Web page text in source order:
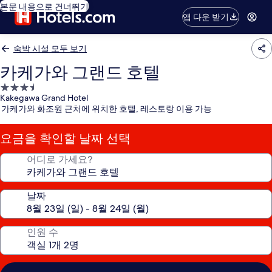
본문 내용으로 건너뛰기
앱 다운 받기
숙박 시설 모두 보기
카케가와 그랜드 호텔
3.5
성
급
숙
박
시
Kakegawa Grand Hotel
가케가와 화조원 근처에 위치한 호텔, 레스토랑 이용 가능
요금을 확인할 날짜 선택
어디로 가세요?
날짜
인원 수